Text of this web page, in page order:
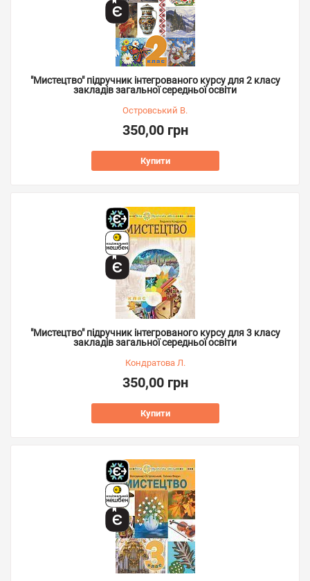
"Мистецтво" підручник інтегрованого курсу для 2 класу
закладів загальної середньої освіти
Островський В.
350,00 грн
Купити
"Мистецтво" підручник інтегрованого курсу для 3 класу
закладів загальної середньої освіти
Кондратова Л.
350,00 грн
Купити